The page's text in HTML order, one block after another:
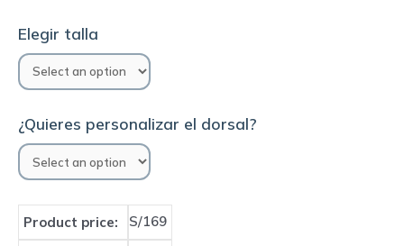
Elegir talla
¿Quieres personalizar el dorsal?
Product price: S/169